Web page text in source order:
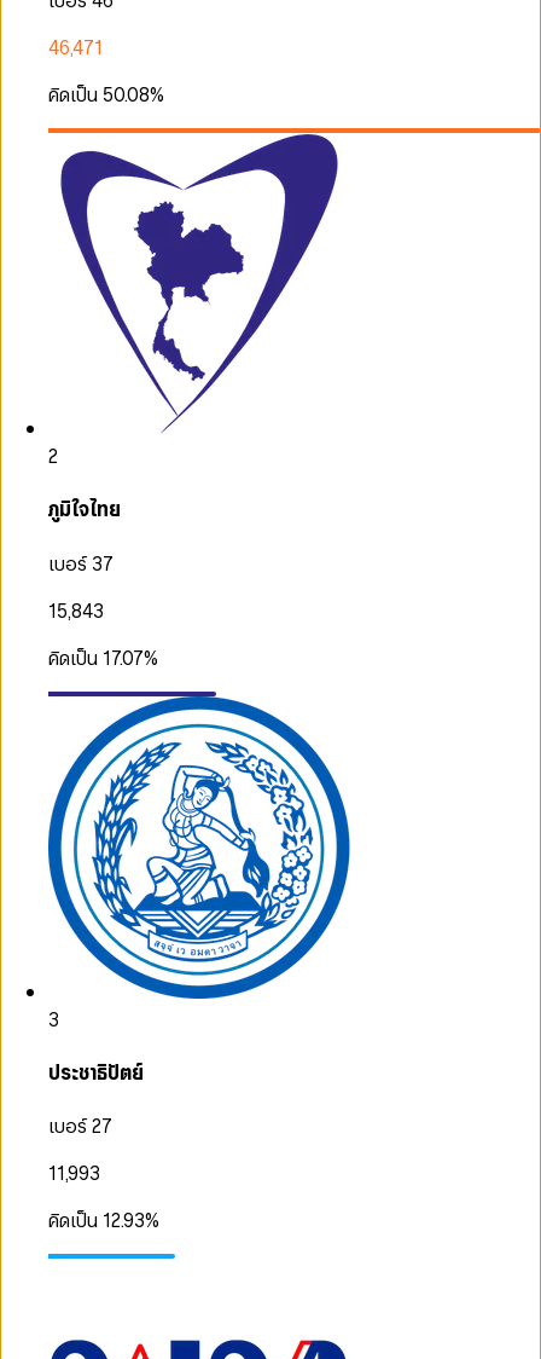
46,471
คิดเป็น 50.08%
2
ภูมิใจไทย
เบอร์ 37
15,843
คิดเป็น 17.07%
3
ประชาธิปัตย์
เบอร์ 27
11,993
คิดเป็น 12.93%